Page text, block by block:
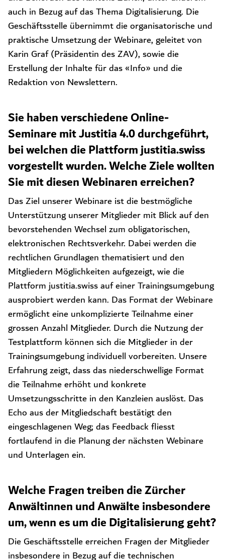
auch in Bezug auf das Thema Digitalisierung. Die
Geschäftsstelle übernimmt die organisatorische und
praktische Umsetzung derWebinare, geleitet von
Karin Graf (Präsidentin des ZAV), sowie die
Erstellung der Inhalte für das «Info» und die
Redaktion von Newslettern.
Sie haben verschiedene Online-
Seminare mit Justitia 4.0 durchgeführt,
bei welchen die Plattform justitia.swiss
vorgestellt wurden. Welche Ziele wollten
Sie mit diesen Webinaren erreichen?
Das Ziel unserer Webinare ist die bestmögliche
Unterstützung unserer Mitglieder mit Blick auf den
bevorstehenden Wechsel zum obligatorischen,
elektronischen Rechtsverkehr. Dabei werden die
rechtlichen Grundlagen thematisiert und den
Mitgliedern Möglichkeiten aufgezeigt, wie die
Plattform justitia.swiss auf einer Trainingsumgebung
ausprobiert werden kann. Das Format der Webinare
ermöglicht eine unkomplizierte Teilnahme einer
grossen Anzahl Mitglieder. Durch die Nutzung der
Testplattform können sich die Mitglieder in der
Trainingsumgebung individuell vorbereiten. Unsere
Erfahrung zeigt, dass das niederschwellige Format
die Teilnahme erhöht und konkrete
Umsetzungsschritte in den Kanzleien auslöst. Das
Echo aus der Mitgliedschaft bestätigt den
eingeschlagenen Weg; das Feedback fliesst
fortlaufend in die Planung der nächsten Webinare
und Unterlagen ein.
Welche Fragen treiben die Zürcher
Anwältinnen und Anwälte insbesondere
um, wenn es um die Digitalisierung geht?
Die Geschäftsstelle erreichen Fragen der Mitglieder
insbesondere in Bezug auf die technischen